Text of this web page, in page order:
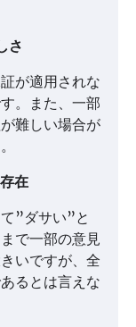
さ
が適用されな
。また、一部
難しい場合が
在
”ダサい”と
で一部の意見
いですが、全
るとは言えな